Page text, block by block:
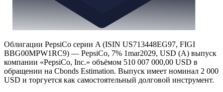
Облигации PepsiCo серии A (ISIN US713448EG97, FIGI
BBG00MPW1RC9) — PepsiCo, 7% 1mar2029, USD (A) выпуск
компании «PepsiCo, Inc.» объёмом 510 007 000,00 USD в
обращении на Cbonds Estimation. Выпуск имеет номинал 2 000
USD и торгуется как самостоятельный долговой инструмент.